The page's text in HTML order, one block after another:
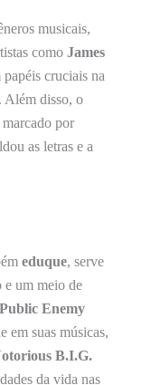
musicais,
como James
papéis cruciais na
Além disso, o
por
as letras e a
eduque, serve
e um meio de
Public Enemy
em suas músicas,
B.I.G.
da vida nas